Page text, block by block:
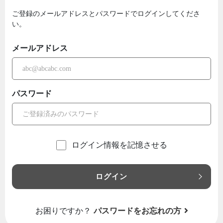
ご登録のメールアドレスとパスワードでログインしてくださ
い。
メールアドレス
パスワード
ログイン情報を記憶させる
ログイン
お困りですか？ パスワードをお忘れの方